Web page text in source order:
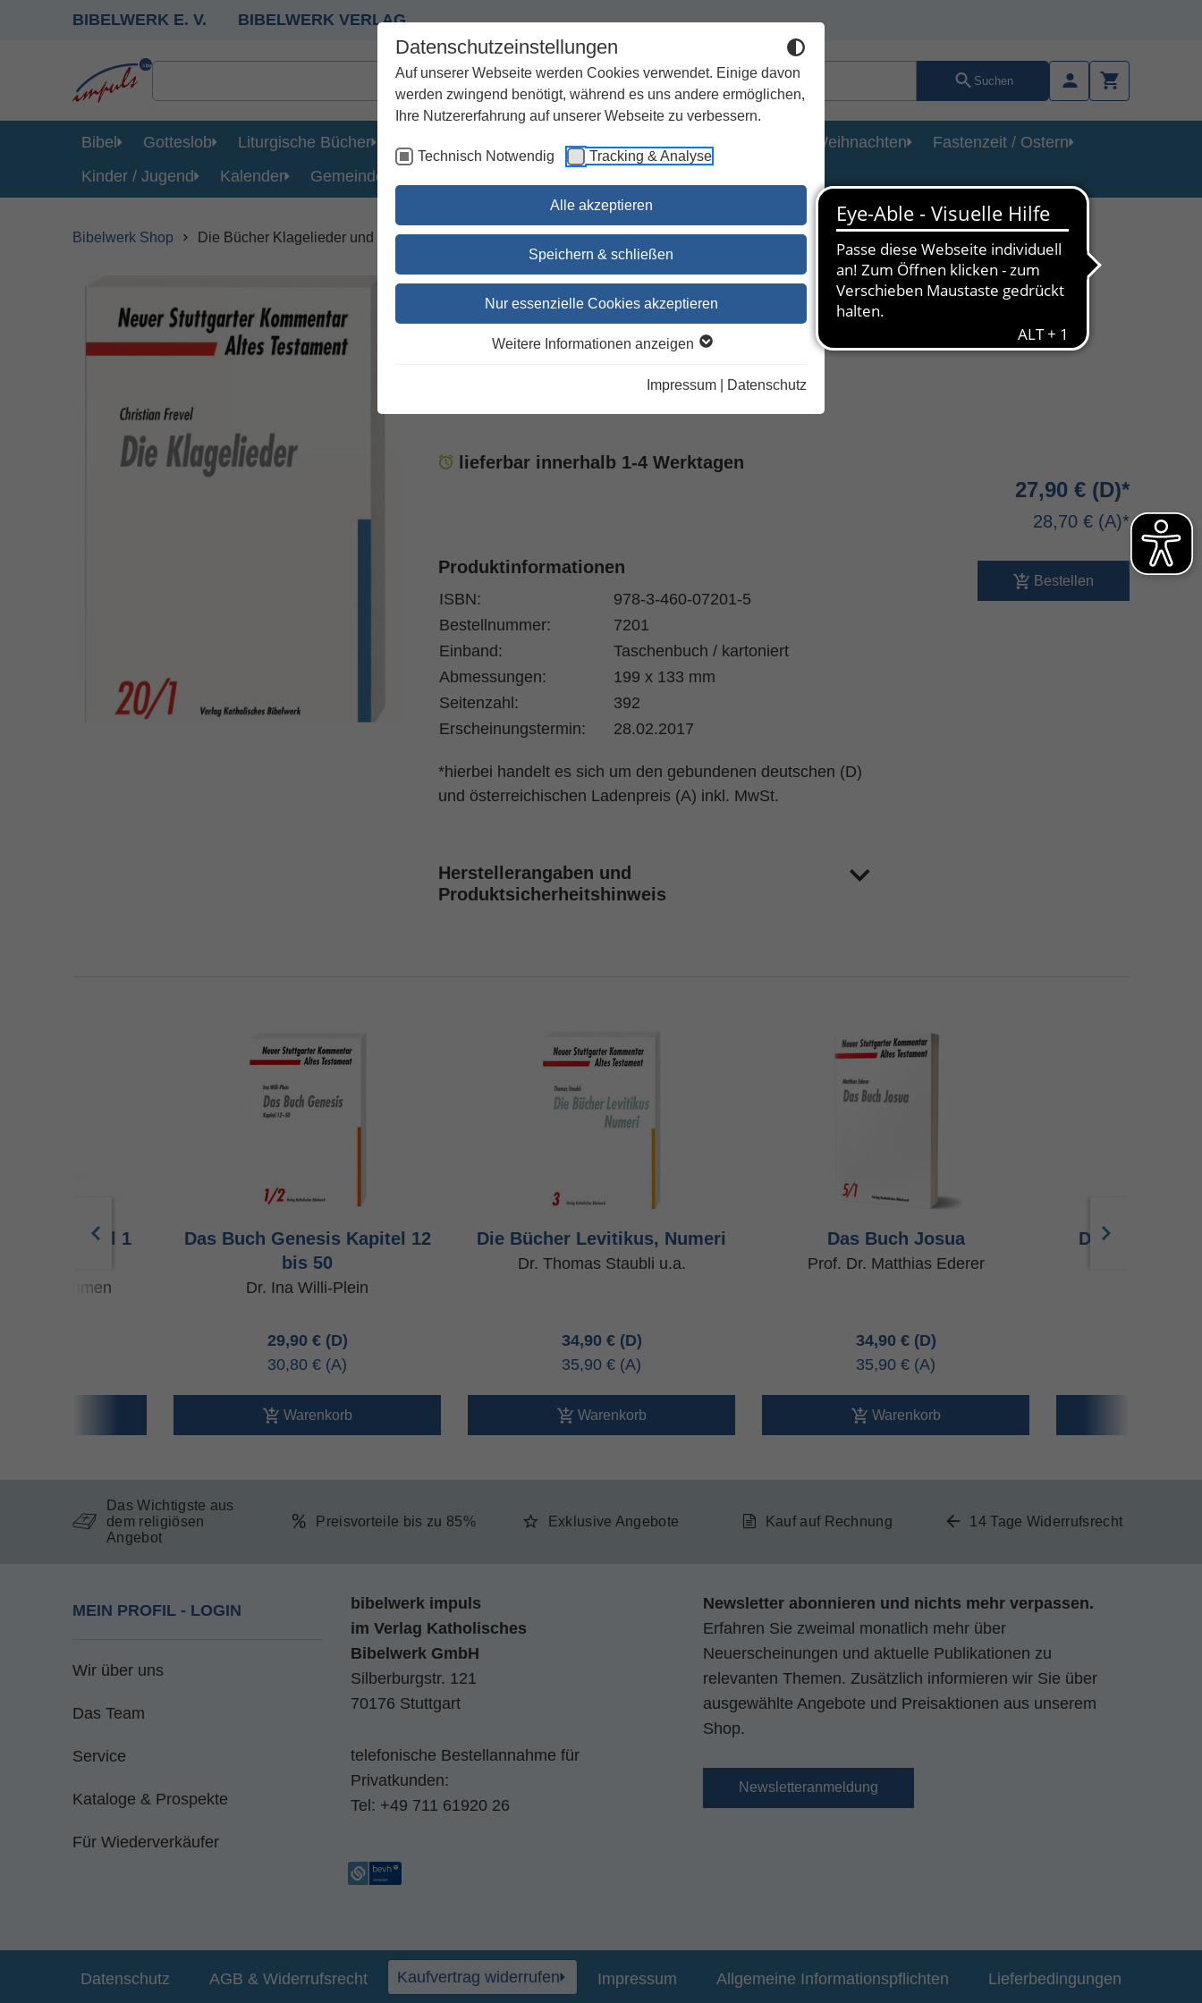
Datenschutzeinstellungen
Auf unserer Webseite werden Cookies verwendet. Einige davon
werden zwingend benötigt, während es uns andere ermöglichen,
Ihre Nutzererfahrung auf unserer Webseite zu verbessern.
Technisch Notwendig Tracking & Analyse
Alle akzeptieren
Speichern & schließen
Nur essenzielle Cookies akzeptieren
Weitere Informationen anzeigen
Impressum Datenschutz
BIBELWERK E. V. BIBELWERK VERLAG
Suchen
Bibel Gotteslob Liturgische Bücher Geschenke Kirchenjahr / Lebensweg Weihnachten
Fastenzeit / Ostern
Kinder / Jugend
Kalender Gemeinde
Bibelwerk Shop Die Bücher Klagelieder und Baruch /
Die Bücher Klagelieder und
Baruch /
lieferbar innerhalb 1-4 Werktagen
27,90 €
28,70 €
Bestellen
Produktinformationen
ISBN:
978-3-460-07201-5
Bestellnummer:
7201
Einband:
Taschenbuch / kartoniert
Abmessungen:
199 x 133 mm
Seitenzahl:
392
Erscheinungstermin:
28.02.2017
*hierbei handelt es sich um den gebundenen deutschen (D)
und österreichischen Ladenpreis (A) inkl. MwSt.
Herstellerangaben und
Produktsicherheitshinweis
Kapitel 1
Dohmen
Das Buch Genesis Kapitel 12
bis 50
Dr. Ina Willi-Plein
29,90 €
30,80 €
Warenkorb
Die Bücher Levitikus, Numeri
Dr. Thomas Staubli u.a.
34,90 €
35,90 €
Warenkorb
Das Buch Josua
Prof. Dr. Matthias Ederer
34,90 €
35,90 €
Warenkorb
Das Buch
Das Wichtigste aus
dem religiösen
Angebot
Preisvorteile bis zu 85% Exklusive Angebote Kauf auf Rechnung 14 Tage Widerrufsrecht
MEIN PROFIL - LOGIN
Wir über uns
Das Team
Service
Kataloge & Prospekte
Für Wiederverkäufer
bibelwerk impuls
im Verlag Katholisches
Bibelwerk GmbH
Silberburgstr. 121
70176 Stuttgart
telefonische Bestellannahme für
Privatkunden:
Tel: +49 711 61920 26
Newsletter abonnieren und nichts mehr verpassen.
Erfahren Sie zweimal monatlich mehr über
Neuerscheinungen und aktuelle Publikationen zu
relevanten Themen. Zusätzlich informieren wir Sie über
ausgewählte Angebote und Preisaktionen aus unserem
Shop.
Newsletteranmeldung
Datenschutz AGB & Widerrufsrecht Kaufvertrag widerrufen Impressum Allgemeine Informationspflichten Lieferbedingungen